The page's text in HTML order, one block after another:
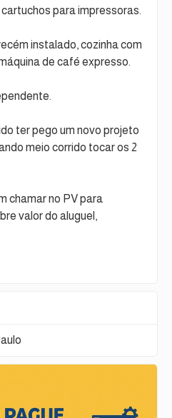
para impressoras.
instalado, cozinha com
de café expresso.
ter pego um novo projeto
meio corrido tocar os 2
chamar no PV para
valor do aluguel,